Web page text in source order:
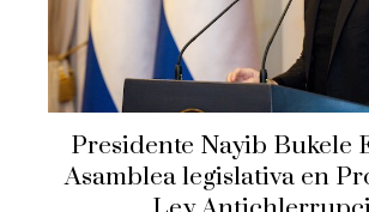
Presidente Nayib Bukele
Asamblea legislativa en